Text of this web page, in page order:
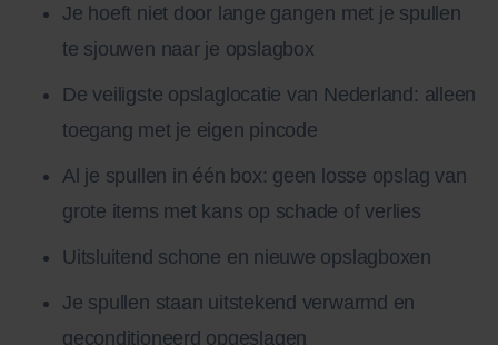
Je hoeft niet door lange gangen met je spullen
te sjouwen naar je opslagbox
De veiligste opslaglocatie van Nederland: alleen
toegang met je eigen pincode
Al je spullen in één box: geen losse opslag van
grote items met kans op schade of verlies
Uitsluitend schone en nieuwe opslagboxen
Je spullen staan uitstekend verwarmd en
geconditioneerd opgeslagen